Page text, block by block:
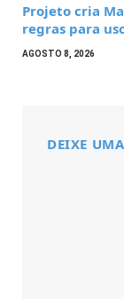
Projeto cria
regras para
AGOSTO 8, 2026
DEIXE